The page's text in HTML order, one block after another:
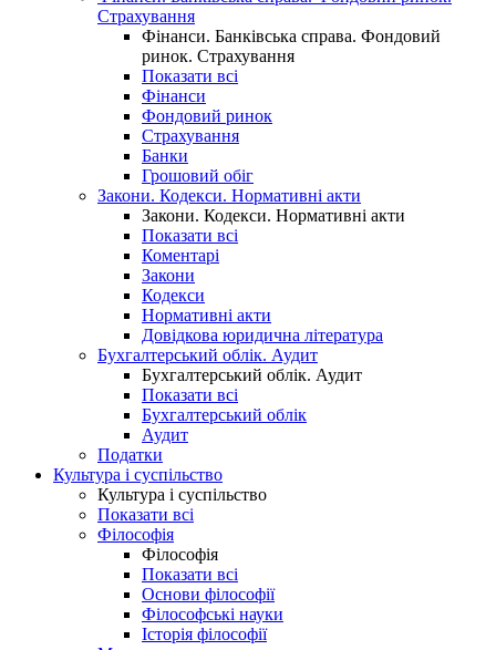
Страхування
Фінанси. Банківська справа. Фондовий
ринок. Страхування
Показати всі
Фінанси
Фондовий ринок
Страхування
Банки
Грошовий обіг
Закони. Кодекси. Нормативні акти
Закони. Кодекси. Нормативні акти
Показати всі
Коментарі
Закони
Кодекси
Нормативні акти
Довідкова юридична література
Бухгалтерський облік. Аудит
Бухгалтерський облік. Аудит
Показати всі
Бухгалтерський облік
Аудит
Податки
Культура і суспільство
Культура і суспільство
Показати всі
Філософія
Філософія
Показати всі
Основи філософії
Філософські науки
Історія філософії